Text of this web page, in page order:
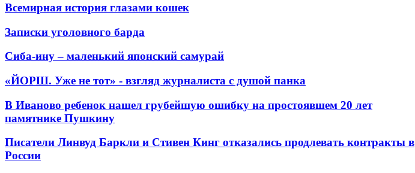
Всемирная история глазами кошек
Записки уголовного барда
Сиба-ину – маленький японский самурай
«ЙОРШ. Уже не тот» - взгляд журналиста с душой панка
В Иваново ребенок нашел грубейшую ошибку на простоявшем 20 лет
памятнике Пушкину
Писатели Линвуд Баркли и Стивен Кинг отказались продлевать контракты в
России